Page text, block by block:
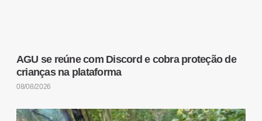
AGU se reúne com Discord e cobra proteção de
crianças na plataforma
08/08/2026